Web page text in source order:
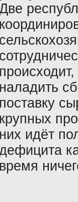
наладить
поставку
крупных
них идёт
время